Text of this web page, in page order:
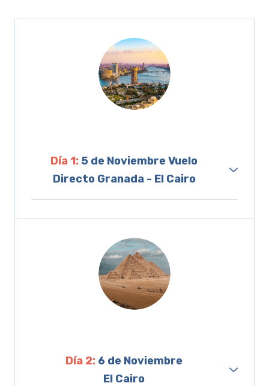
Día 1: 5 de Noviembre Vuelo
Directo Granada - El Cairo
Nos reuniremos en el aeropuerto de
Granada.
Es la hora de las presentaciones. Facturar,
pasar los controles y volar directos hacia El
Cairo.
A nuestra llegada nos encontramos con
nuestro Guía Local nos ayuda a acelerar
Día 2: 6 de Noviembre
El Cairo